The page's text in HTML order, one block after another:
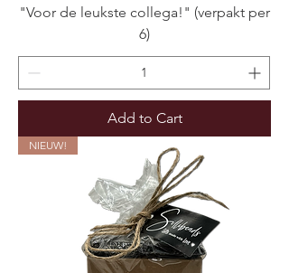
"Voor de leukste collega!" (verpakt per
6)
Add to Cart
NIEUW!